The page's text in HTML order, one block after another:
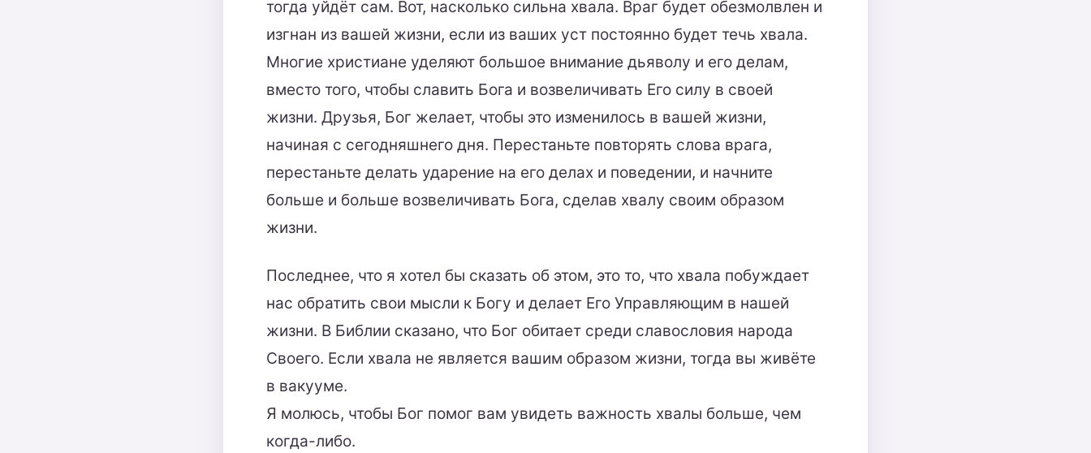
тогда уйдёт сам. Вот, насколько сильна хвала. Враг будет обезмолвлен и
изгнан из вашей жизни, если из ваших уст постоянно будет течь хвала.
Многие христиане уделяют большое внимание дьяволу и его делам,
вместо того, чтобы славить Бога и возвеличивать Его силу в своей
жизни. Друзья, Бог желает, чтобы это изменилось в вашей жизни,
начиная с сегодняшнего дня. Перестаньте повторять слова врага,
перестаньте делать ударение на его делах и поведении, и начните
больше и больше возвеличивать Бога, сделав хвалу своим образом
жизни.
Последнее, что я хотел бы сказать об этом, это то, что хвала побуждает
нас обратить свои мысли к Богу и делает Его Управляющим в нашей
жизни. В Библии сказано, что Бог обитает среди славословия народа
Своего. Если хвала не является вашим образом жизни, тогда вы живёте
в вакууме.
Я молюсь, чтобы Бог помог вам увидеть важность хвалы больше, чем
когда-либо.